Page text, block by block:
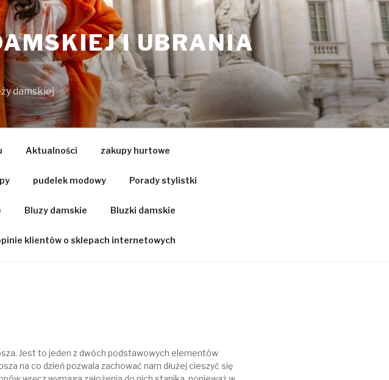
I UBRANIA
damskiej
Aktualności zakupy hurtowe
pudelek modowy Porady stylistki
Bluzy damskie Bluzki damskie
klientów o sklepach internetowych
Jest to jeden z dwóch podstawowych elementów
na co dzień pozwala zachować nam dłużej cieszyć się